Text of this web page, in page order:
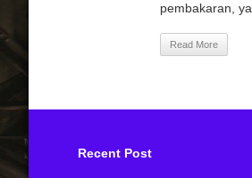
pembakaran,
Read More
Recent Post